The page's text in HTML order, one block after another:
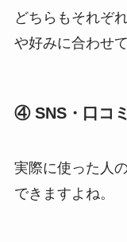
どちらもそれぞ
や好みに合わせ
④ SNS・口コ
実際に使った人
できますよね。